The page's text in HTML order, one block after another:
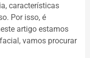
características
Por isso, é
artigo estamos
vamos procurar